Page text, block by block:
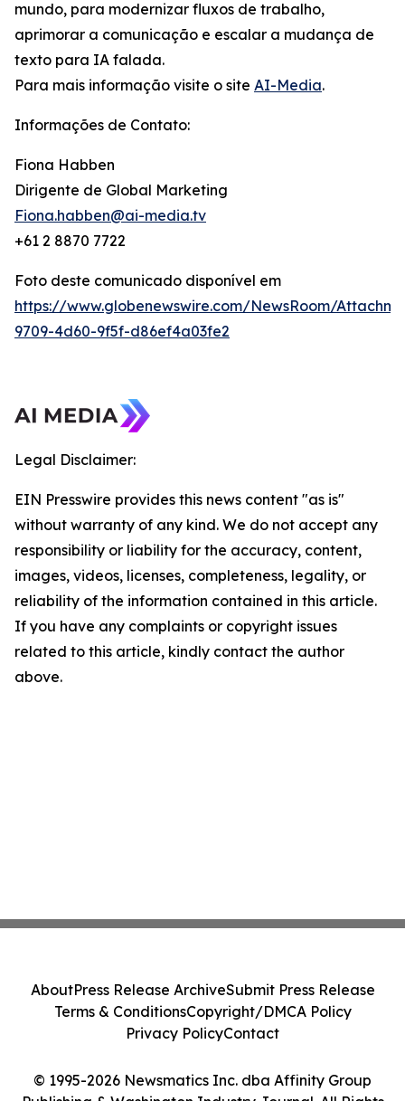
mundo, para modernizar fluxos de trabalho,
aprimorar a comunicação e escalar a mudança de
texto para IA falada.
Para mais informação visite o site AI-Media.
Informações de Contato:
Fiona Habben
Dirigente de Global Marketing
Fiona.habben@ai-media.tv
+61 2 8870 7722
Foto deste comunicado disponível em
https://www.globenewswire.com/NewsRoom/
9709-4d60-9f5f-d86ef4a03fe2
Legal Disclaimer:
EIN Presswire provides this news content "as is"
without warranty of any kind. We do not accept any
responsibility or liability for the accuracy, content,
images, videos, licenses, completeness, legality, or
reliability of the information contained in this article.
If you have any complaints or copyright issues
related to this article, kindly contact the author
above.
© 1995-2026 Newsmatics Inc. dba Affinity Group
Publishing & Washington Industry Journal. All Rights
AboutPress Release ArchiveSubmit Press Release
Terms & ConditionsCopyright/DMCA Policy
Privacy PolicyContact